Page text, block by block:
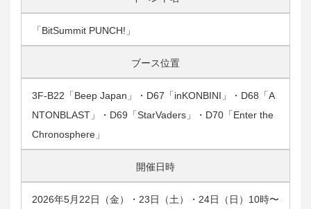
「BitSummit PUNCH!」
ブース位置
3F-B22「Beep Japan」・D67「inKONBINI」・D68「A
NTONBLAST」・D69「StarVaders」・D70「Enter the
Chronosphere」
開催日時
2026年5月22日（金）・23日（土）・24日（日）10時〜